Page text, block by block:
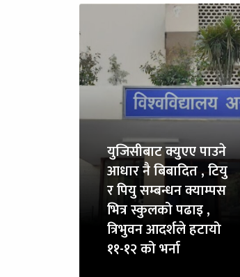
युजिसीबाट क्युएए पाउने
आधार नै बिबादित , टियु
र पियु सम्बन्धन क्याम्पस
भित्र स्कुलको पढाइ ,
त्रिभुवन आदर्शले हटायो
११-१२ को भर्ना